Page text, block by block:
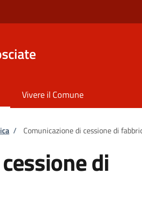
Vivere il Comune
/ Comunicazione di cessione di
di